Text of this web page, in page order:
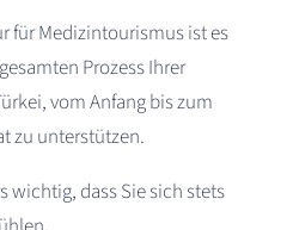
für Medizintourismus ist es
Prozess Ihrer
vom Anfang bis zum
zu unterstützen.
wichtig, dass Sie sich stets